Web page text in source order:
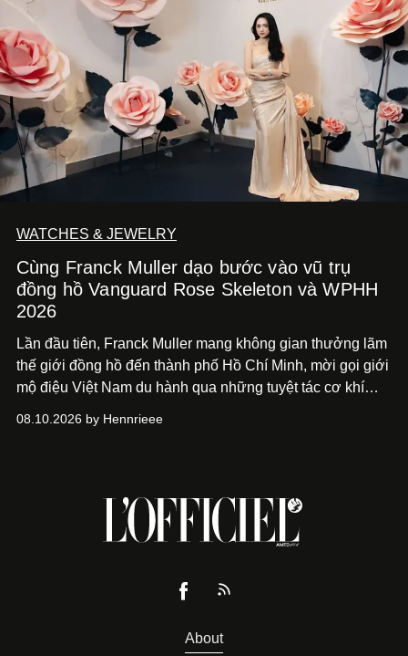
WATCHES & JEWELRY
Cùng Franck Muller dạo bước vào vũ trụ
đồng hồ Vanguard Rose Skeleton và WPHH
2026
Lần đầu tiên, Franck Muller mang không gian thưởng lãm
thế giới đồng hồ đến thành phố Hồ Chí Minh, mời gọi giới
mộ điệu Việt Nam du hành qua những tuyệt tác cơ khí
vừa ra mắt tại sự kiện WPHH 2026.
08.10.2026 by Hennrieee
About